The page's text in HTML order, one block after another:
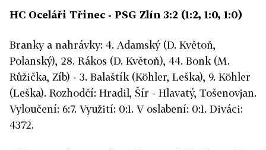
HC Oceláři Třinec - PSG Zlín 3:2 (1:2, 1:0, 1:0)
Branky a nahrávky: 4. Adamský (D. Květoň,
Polanský), 28. Rákos (D. Květoň), 44. Bonk (M.
Růžička, Zíb) - 3. Balaštík (Köhler, Leška), 9. Köhler
(Leška). Rozhodčí: Hradil, Šír - Hlavatý, Tošenovjan.
Vyloučení: 6:7. Využití: 0:1. V oslabení: 0:1. Diváci:
4372.